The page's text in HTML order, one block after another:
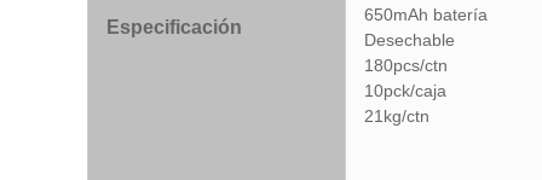
Especificación
650mAh batería
Desechable
180pcs/ctn
10pck/caja
21kg/ctn